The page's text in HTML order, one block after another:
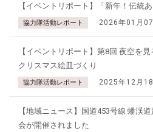
【イベントリポート】「新年！伝統
協力隊活動レポート 2026年01月07
【イベントリポート】第8回 夜空を
クリスマス絵皿づくり
協力隊活動レポート 2025年12月18
【地域ニュース】国道453号線 蟠渓
会が開催されました